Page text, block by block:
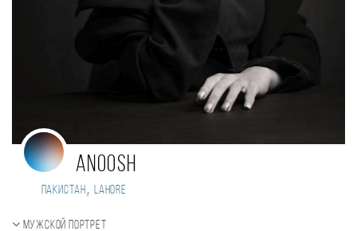
Anoosh
Пакистан , Lahore
Мужской портрет